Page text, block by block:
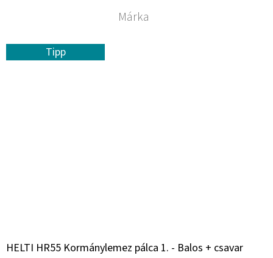
Márka
Tipp
HELTI HR55 Kormánylemez pálca 1. - Balos + csavar